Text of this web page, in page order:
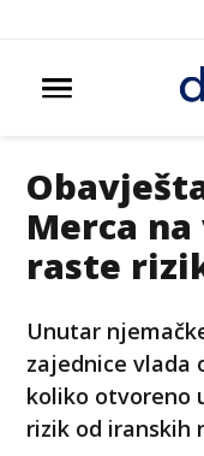
Merca
raste
Unutar
zajednice vlada
koliko otvoreno
rizik od iranskih